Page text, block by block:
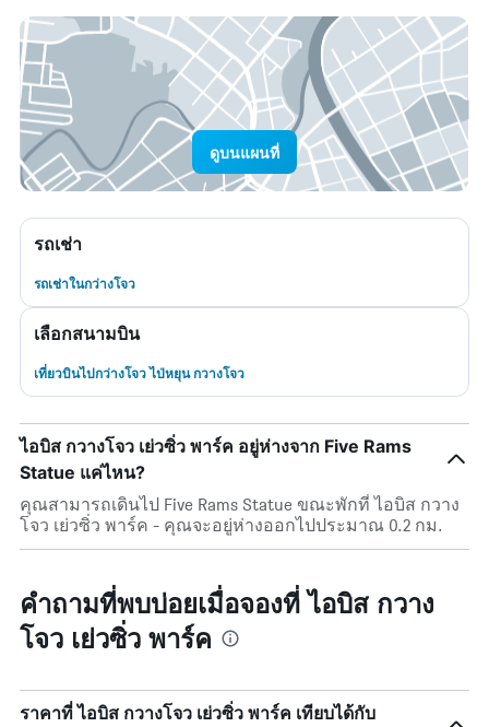
ดูบนแผนที่
รถเช่า
รถเช่าในกว่างโจว
เลือกสนามบิน
เที่ยวบินไปกว่างโจว ไป่หยุน กวางโจว
ไอบิส กวางโจว เย่วซิ่ว พาร์ค อยู่ห่างจาก Five Rams
Statue แค่ไหน?
คุณสามารถเดินไป Five Rams Statue ขณะพักที่ ไอบิส กวาง
โจว เย่วซิ่ว พาร์ค - คุณจะอยู่ห่างออกไปประมาณ 0.2 กม.
คำถามที่พบบ่อยเมื่อจองที่ ไอบิส กวาง
โจว เย่วซิ่ว พาร์ค
ราคาที่ ไอบิส กวางโจว เย่วซิ่ว พาร์ค เทียบได้กับ